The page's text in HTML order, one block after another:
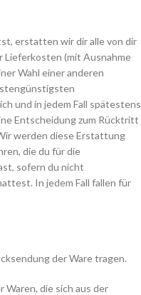
erstatten wir dir alle von dir
Lieferkosten (mit Ausnahme
Wahl einer anderen
und in jedem Fall spätestens
Entscheidung zum Rücktritt
werden diese Erstattung
die du für die
sofern du nicht
In jedem Fall fallen für
der Ware tragen.
die sich aus der